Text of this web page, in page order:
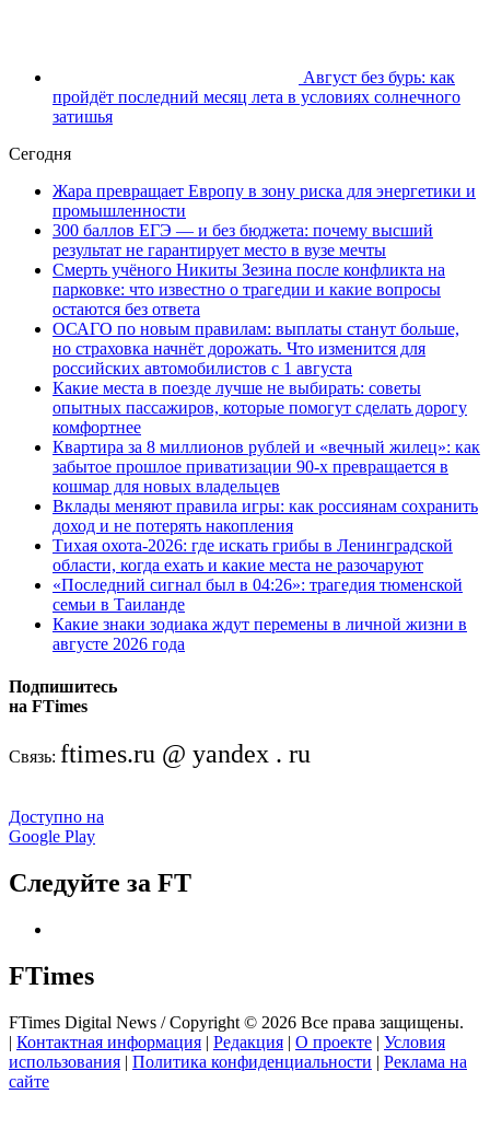
Август без бурь: как
пройдёт последний месяц лета в условиях солнечного
затишья
Сегодня
Жара превращает Европу в зону риска для энергетики и
промышленности
300 баллов ЕГЭ — и без бюджета: почему высший
результат не гарантирует место в вузе мечты
Смерть учёного Никиты Зезина после конфликта на
парковке: что известно о трагедии и какие вопросы
остаются без ответа
ОСАГО по новым правилам: выплаты станут больше,
но страховка начнёт дорожать. Что изменится для
российских автомобилистов с 1 августа
Какие места в поезде лучше не выбирать: советы
опытных пассажиров, которые помогут сделать дорогу
комфортнее
Квартира за 8 миллионов рублей и «вечный жилец»: как
забытое прошлое приватизации 90-х превращается в
кошмар для новых владельцев
Вклады меняют правила игры: как россиянам сохранить
доход и не потерять накопления
Тихая охота-2026: где искать грибы в Ленинградской
области, когда ехать и какие места не разочаруют
«Последний сигнал был в 04:26»: трагедия тюменской
семьи в Таиланде
Какие знаки зодиака ждут перемены в личной жизни в
августе 2026 года
Подпишитесь
на FTimes
Связь: ftimes.ru @ yandex . ru
Доступно на
Google Play
Следуйте за FT
FTimes
FTimes Digital News / Copyright © 2026 Все права защищены.
| Контактная информация | Редакция | О проекте | Условия
использования | Политика конфиденциальности | Реклама на
сайте